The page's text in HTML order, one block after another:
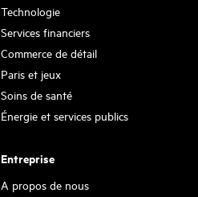
Technologie
Services financiers
Commerce de détail
Paris et jeux
Soins de santé
Énergie et services publics
Entreprise
A propos de nous